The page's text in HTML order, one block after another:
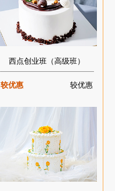
西点创业班（高级班）
较优惠 较优惠